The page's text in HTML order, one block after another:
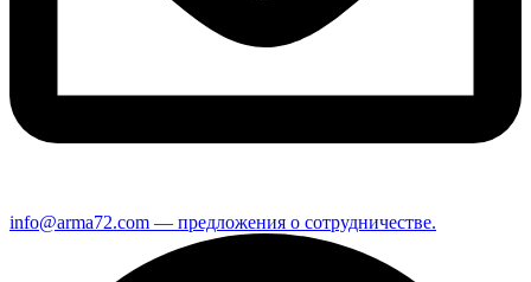
info@arma72.com — предложения о сотрудничестве.